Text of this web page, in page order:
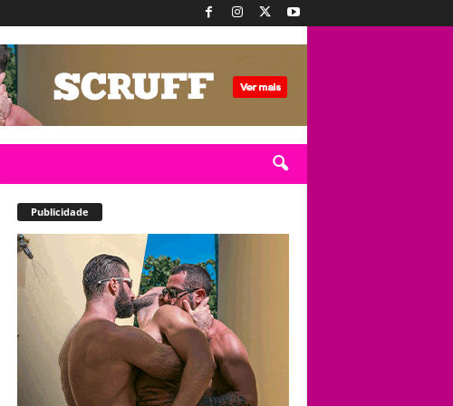
Publicidade